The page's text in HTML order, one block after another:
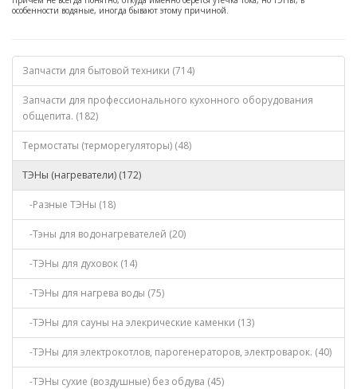
особенности водяные, иногда бывают этому причиной.
Запчасти для бытовой техники (714)
Запчасти для профессионального кухонного оборудования
общепита. (182)
Термостаты (терморегуляторы) (48)
ТЭНы (нагреватели) (172)
-Разные ТЭНы (18)
-Тэны для водонагревателей (20)
-ТЭНы для духовок (14)
-ТЭНы для нагрева воды (75)
-ТЭНы для сауны на элекрические каменки (13)
-ТЭНы для электрокотлов, парогенераторов, электроварок. (40)
-ТЭНы сухие (воздушные) без обдува (45)